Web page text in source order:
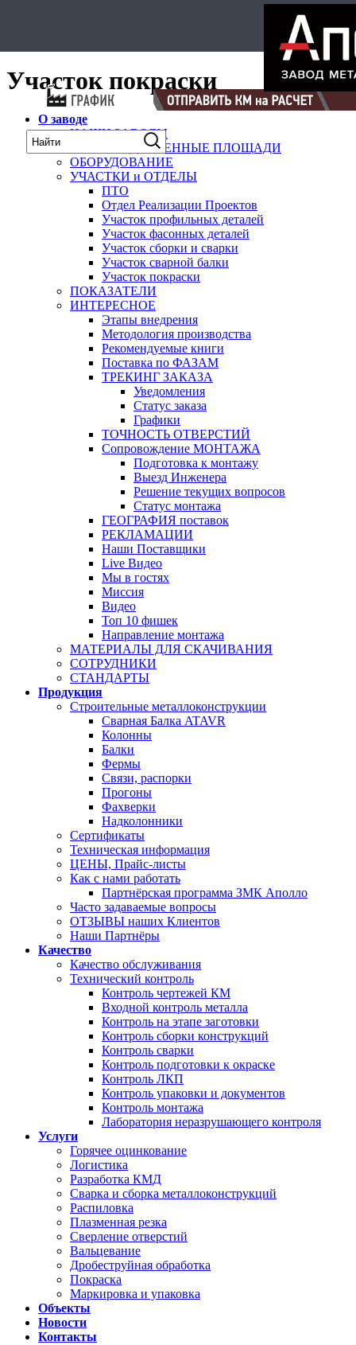
Участок покраски
О заводе
НАШИ ЗАВОДЫ
ПРОИЗВОДСТВЕННЫЕ ПЛОЩАДИ
ОБОРУДОВАНИЕ
УЧАСТКИ и ОТДЕЛЫ
ПТО
Отдел Реализации Проектов
Участок профильных деталей
Участок фасонных деталей
Участок сборки и сварки
Участок сварной балки
Участок покраски
ПОКАЗАТЕЛИ
ИНТЕРЕСНОЕ
Этапы внедрения
Методология производства
Рекомендуемые книги
Поставка по ФАЗАМ
ТРЕКИНГ ЗАКАЗА
Уведомления
Статус заказа
Графики
ТОЧНОСТЬ ОТВЕРСТИЙ
Сопровождение МОНТАЖА
Подготовка к монтажу
Выезд Инженера
Решение текущих вопросов
Статус монтажа
ГЕОГРАФИЯ поставок
РЕКЛАМАЦИИ
Наши Поставщики
Live Видео
Мы в гостях
Миссия
Видео
Топ 10 фишек
Направление монтажа
МАТЕРИАЛЫ ДЛЯ СКАЧИВАНИЯ
СОТРУДНИКИ
СТАНДАРТЫ
Продукция
Строительные металлоконструкции
Сварная Балка ATAVR
Колонны
Балки
Фермы
Связи, распорки
Прогоны
Фахверки
Надколонники
Сертификаты
Техническая информация
ЦЕНЫ, Прайс-листы
Как с нами работать
Партнёрская программа ЗМК Аполло
Часто задаваемые вопросы
ОТЗЫВЫ наших Клиентов
Наши Партнёры
Качество
Качество обслуживания
Технический контроль
Контроль чертежей КМ
Входной контроль металла
Контроль на этапе заготовки
Контроль сборки конструкций
Контроль сварки
Контроль подготовки к окраске
Контроль ЛКП
Контроль упаковки и документов
Контроль монтажа
Лаборатория неразрушающего контроля
Услуги
Горячее оцинкование
Логистика
Разработка КМД
Сварка и сборка металлоконструкций
Распиловка
Плазменная резка
Сверление отверстий
Вальцевание
Дробеструйная обработка
Покраска
Маркировка и упаковка
Объекты
Новости
Контакты